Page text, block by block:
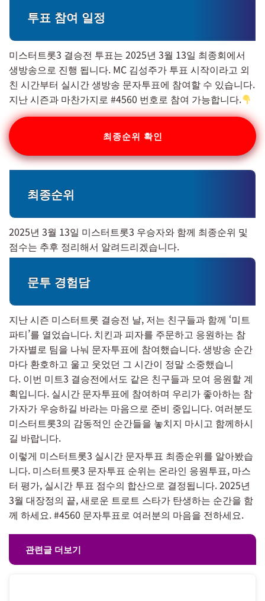
투표 참여 일정
미스터트롯3 결승전 투표는 2025년 3월 13일 최종회에서
생방송으로 진행 됩니다. MC 김성주가 투표 시작이라고 외
친 시간부터 실시간 생방송 문자투표에 참여할 수 있습니다.
지난 시즌과 마찬가지로 #4560 번호로 참여 가능합니다.
최종순위 확인
최종순위
2025년 3월 13일 미스터트롯3 우승자와 함께 최종순위 및
점수는 추후 정리해서 알려드리겠습니다.
문투 경험담
지난 시즌 미스터트롯 결승전 날, 저는 친구들과 함께 ‘미트
파티’를 열었습니다. 치킨과 피자를 주문하고 응원하는 참
가자별로 팀을 나눠 문자투표에 참여했습니다. 생방송 순간
마다 환호하고 울고 웃었던 그 시간이 정말 소중했습니
다. 이번 미트3 결승전에서도 같은 친구들과 모여 응원할 계
획입니다. 실시간 문자투표에 참여하며 우리가 좋아하는 참
가자가 우승하길 바라는 마음으로 준비 중입니다. 여러분도
미스터트롯3의 감동적인 순간들을 놓치지 마시고 함께하시
길 바랍니다.
이렇게 미스터트롯3 실시간 문자투표 최종순위를 알아봤습
니다. 미스터트롯3 문자투표 순위는 온라인 응원투표, 마스
터 평가, 실시간 투표 점수의 합산으로 결정됩니다. 2025년
3월 대장정의 끝, 새로운 트로트 스타가 탄생하는 순간을 함
께 하세요. #4560 문자투표로 여러분의 마음을 전하세요.
관련글 더보기